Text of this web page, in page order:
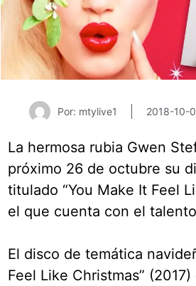
Por: mtylive1 2018-10-
La hermosa rubia Gwen
próximo 26 de octubre su
titulado “You Make It Feel
el que cuenta con el
El disco de temática
Feel Like Christmas”